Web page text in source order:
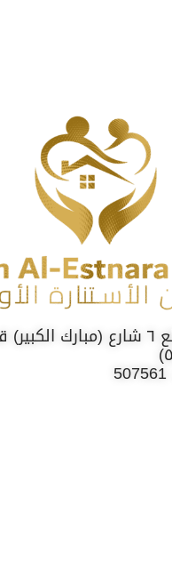
الكويت شرق قطع ٦ شارع (مبارك